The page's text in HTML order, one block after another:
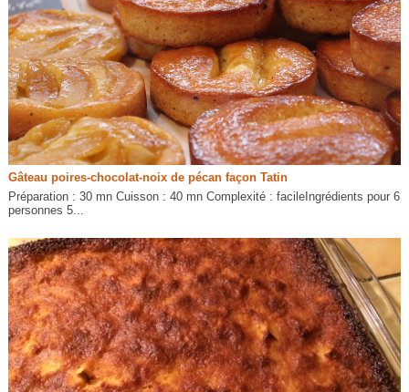
Gâteau poires-chocolat-noix de pécan façon Tatin
Préparation : 30 mn Cuisson : 40 mn Complexité : facileIngrédients pour 6
personnes 5...